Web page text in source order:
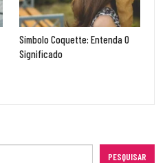
Símbolo Coquette: Entenda O
Significado
PESQUISAR